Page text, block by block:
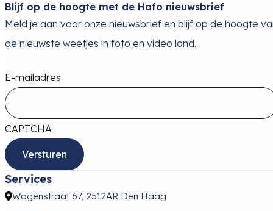
Blijf op de hoogte met de Hafo nieuwsbrief
Meld je aan voor onze nieuwsbrief en blijf op de hoogte
de nieuwste weetjes in foto en video land.
E-mailadres
CAPTCHA
Services
Wagenstraat 67, 2512AR Den Haag